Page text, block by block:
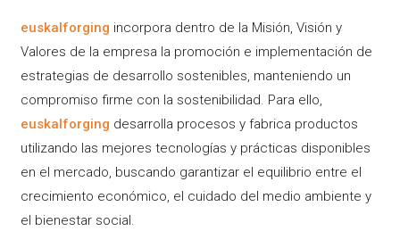
euskalforging incorpora dentro de la Misión, Visión y
Valores de la empresa la promoción e implementación de
estrategias de desarrollo sostenibles, manteniendo un
compromiso firme con la sostenibilidad. Para ello,
euskalforging desarrolla procesos y fabrica productos
utilizando las mejores tecnologías y prácticas disponibles
en el mercado, buscando garantizar el equilibrio entre el
crecimiento económico, el cuidado del medio ambiente y
el bienestar social.